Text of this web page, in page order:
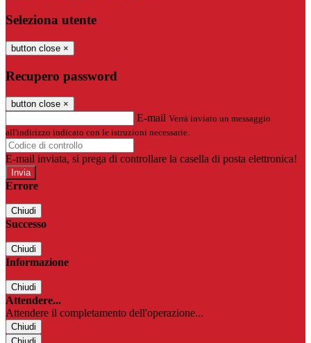
Seleziona utente
button close ×
Recupero password
button close ×
E-mail Verrà inviato un messaggio
all'indirizzo indicato con le istruzioni necessarie.
E-mail inviata, si prega di controllare la casella di posta elettronica!
Errore
Chiudi
Successo
Chiudi
Informazione
Chiudi
Attendere...
Attendere il completamento dell'operazione...
Chiudi